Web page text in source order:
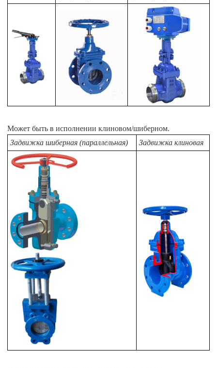
Может быть в исполнении клиновом/шиберном.
Задвижка шиберная (параллельная)
Задвижка клиновая